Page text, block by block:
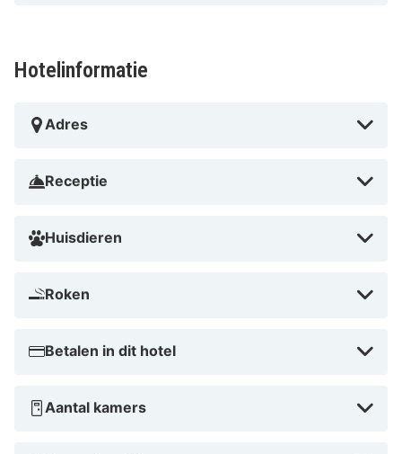
Hotelinformatie
Adres
Receptie
Huisdieren
Roken
Betalen in dit hotel
Aantal kamers